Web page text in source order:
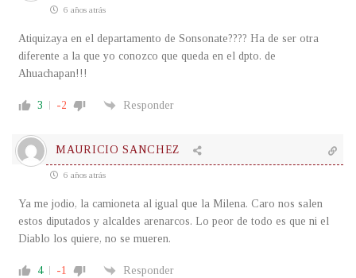
6 años atrás
Atiquizaya en el departamento de Sonsonate???? Ha de ser otra
diferente a la que yo conozco que queda en el dpto. de
Ahuachapan!!!
3 -2 Responder
MAURICIO SANCHEZ
6 años atrás
Ya me jodio, la camioneta al igual que la Milena. Caro nos salen
estos diputados y alcaldes arenarcos. Lo peor de todo es que ni el
Diablo los quiere, no se mueren.
4 -1 Responder